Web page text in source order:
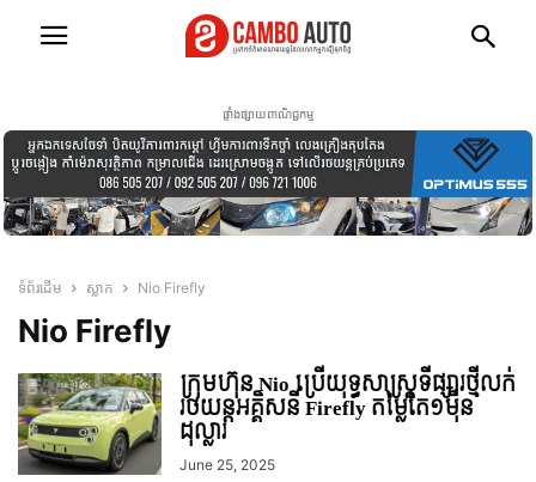
ផ្ទាំងផ្សាយពាណិជ្ជកម្ម
ទំព័រដើម ស្លាក Nio Firefly
Nio Firefly
ក្រុមហ៊ុន Nio ប្រើយុទ្ធសាស្រ្ដទីផ្សារថ្មីលក់
រថយន្ដអគ្គិសនី Firefly តម្លៃតែ១មុឺន
ដុល្លារ
June 25, 2025